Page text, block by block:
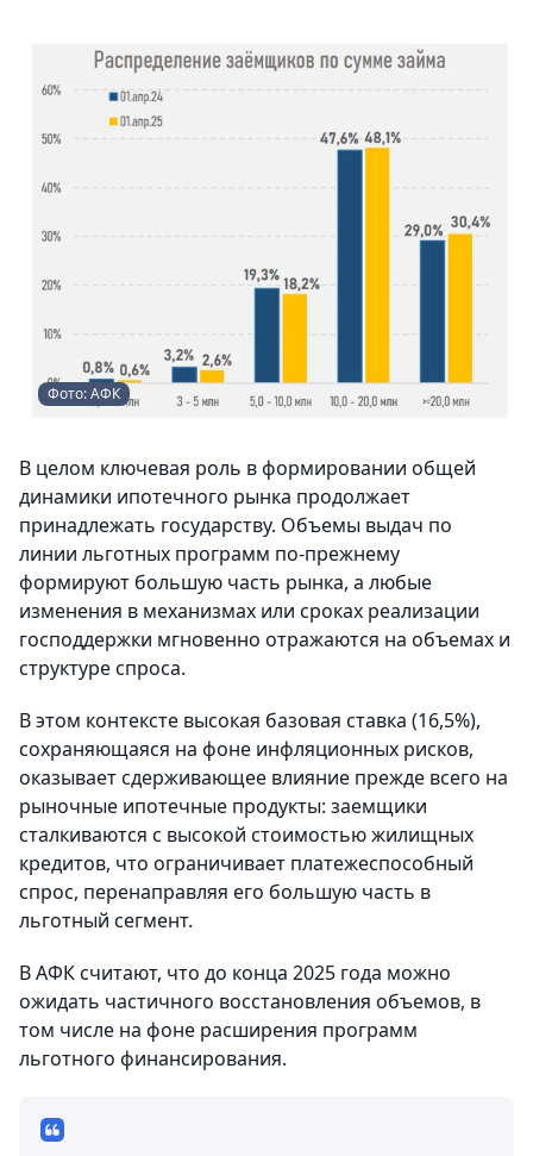
Фото: АФК
В целом ключевая роль в формировании общей
динамики ипотечного рынка продолжает
принадлежать государству. Объемы выдач по
линии льготных программ по-прежнему
формируют большую часть рынка, а любые
изменения в механизмах или сроках реализации
господдержки мгновенно отражаются на объемах и
структуре спроса.
В этом контексте высокая базовая ставка (16,5%),
сохраняющаяся на фоне инфляционных рисков,
оказывает сдерживающее влияние прежде всего на
рыночные ипотечные продукты: заемщики
сталкиваются с высокой стоимостью жилищных
кредитов, что ограничивает платежеспособный
спрос, перенаправляя его большую часть в
льготный сегмент.
В АФК считают, что до конца 2025 года можно
ожидать частичного восстановления объемов, в
том числе на фоне расширения программ
льготного финансирования.